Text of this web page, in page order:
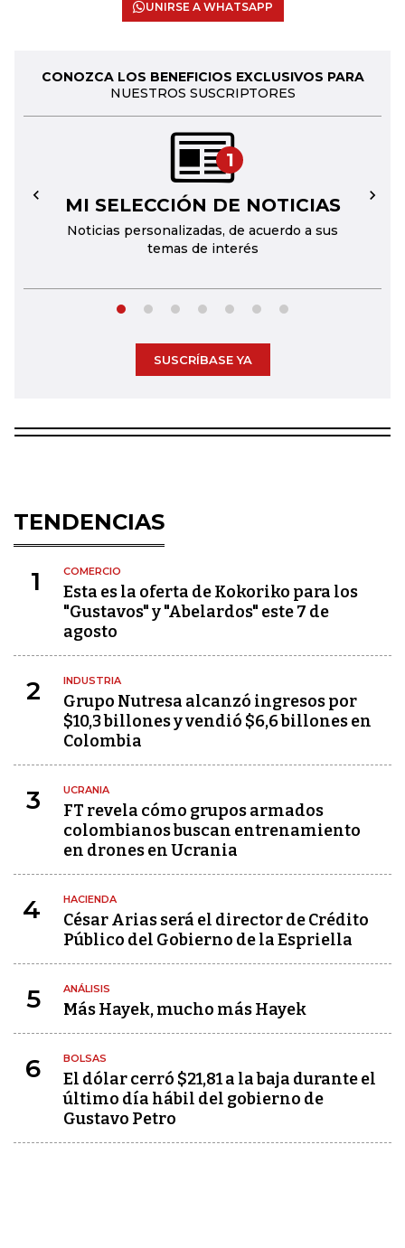
UNIRSE A WHATSAPP
CONOZCA LOS BENEFICIOS EXCLUSIVOS PARA
NUESTROS SUSCRIPTORES
1
MI SELECCIÓN DE NOTICIAS
Noticias personalizadas, de acuerdo a sus
temas de interés
← →
SUSCRÍBASE YA
TENDENCIAS
1 COMERCIO
Esta es la oferta de Kokoriko para los
"Gustavos" y "Abelardos" este 7 de
agosto
2 INDUSTRIA
Grupo Nutresa alcanzó ingresos por
$10,3 billones y vendió $6,6 billones en
Colombia
3 UCRANIA
FT revela cómo grupos armados
colombianos buscan entrenamiento
en drones en Ucrania
4 HACIENDA
César Arias será el director de Crédito
Público del Gobierno de la Espriella
5 ANÁLISIS
Más Hayek, mucho más Hayek
6 BOLSAS
El dólar cerró $21,81 a la baja durante el
último día hábil del gobierno de
Gustavo Petro